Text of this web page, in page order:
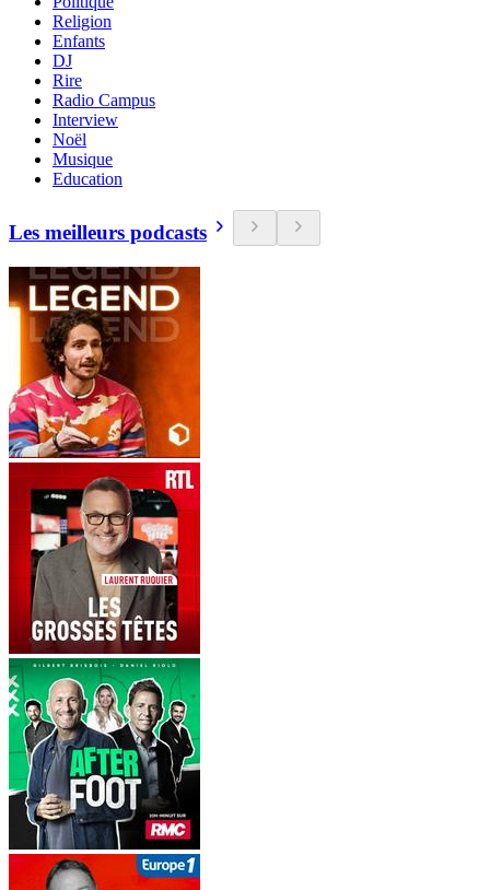
Religion
Enfants
DJ
Rire
Radio Campus
Interview
Noël
Musique
Education
Les meilleurs podcasts